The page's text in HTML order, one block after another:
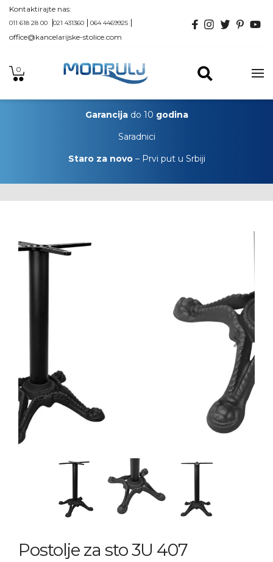
Kontaktirajte nas:
011 618 28 00 021 431360 064 4469925
office@kancelarijske-stolice.com
0
Garancijado 10 godina
Saradnici
Staro za novo– Prvi put u Srbiji
Next
Postolje za sto 3U 407